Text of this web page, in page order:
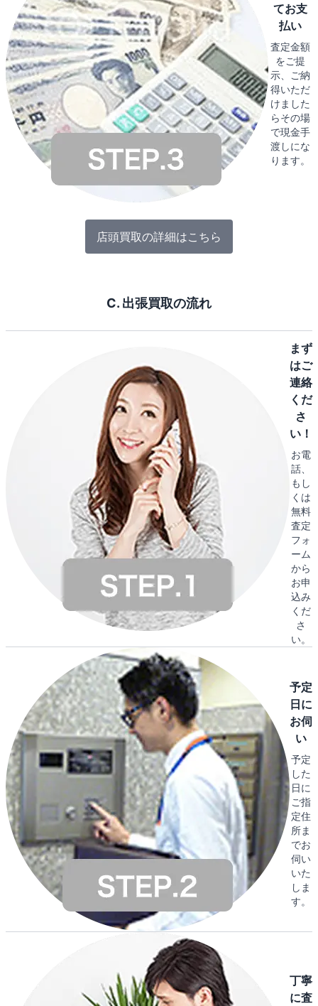
てお支
払い
査定金額
をご提
示、ご納
得いただ
けました
らその場
で現金手
渡しにな
ります。
店頭買取の詳細はこちら
C. 出張買取の流れ
まず
はご
連絡
くだ
さ
い！
お電
話、
もし
くは
無料
査定
フォ
ーム
から
お申
込み
くだ
さ
い。
予定
日に
お伺
い
予定
した
日に
ご指
定住
所ま
でお
伺い
いた
しま
す。
丁寧
に査